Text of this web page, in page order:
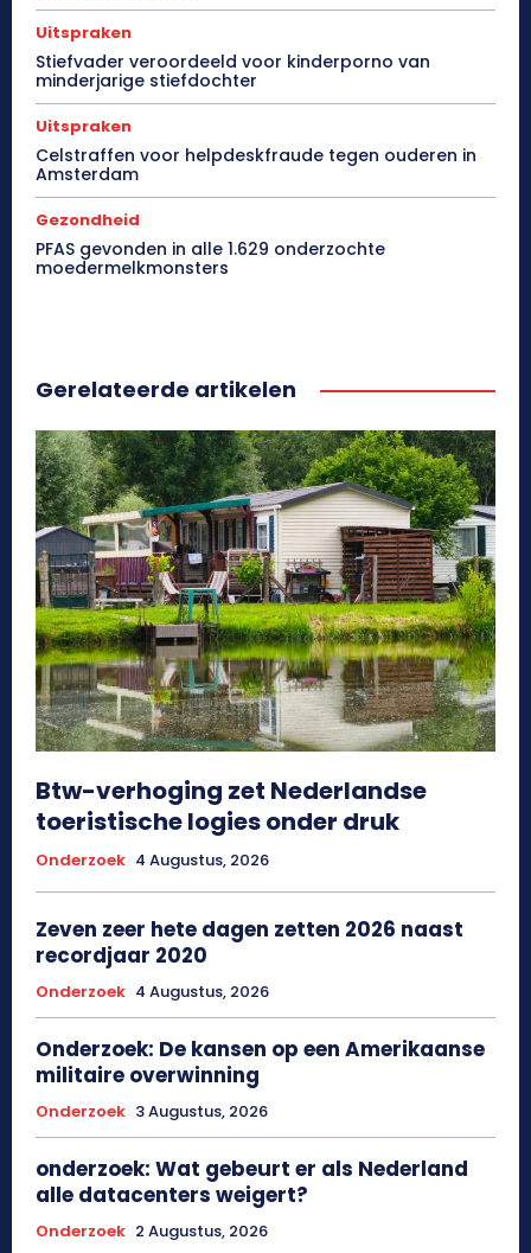
Uitspraken
Stiefvader veroordeeld voor kinderporno van
minderjarige stiefdochter
Uitspraken
Celstraffen voor helpdeskfraude tegen ouderen in
Amsterdam
Gezondheid
PFAS gevonden in alle 1.629 onderzochte
moedermelkmonsters
Gerelateerde artikelen
Btw-verhoging zet Nederlandse
toeristische logies onder druk
Onderzoek 4 Augustus, 2026
Zeven zeer hete dagen zetten 2026 naast
recordjaar 2020
Onderzoek 4 Augustus, 2026
Onderzoek: De kansen op een Amerikaanse
militaire overwinning
Onderzoek 3 Augustus, 2026
onderzoek: Wat gebeurt er als Nederland
alle datacenters weigert?
Onderzoek 2 Augustus, 2026